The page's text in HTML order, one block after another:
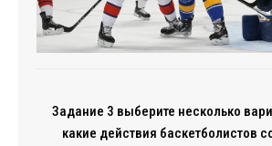
Задание 3 выберите несколько
какие действия баскетболистов